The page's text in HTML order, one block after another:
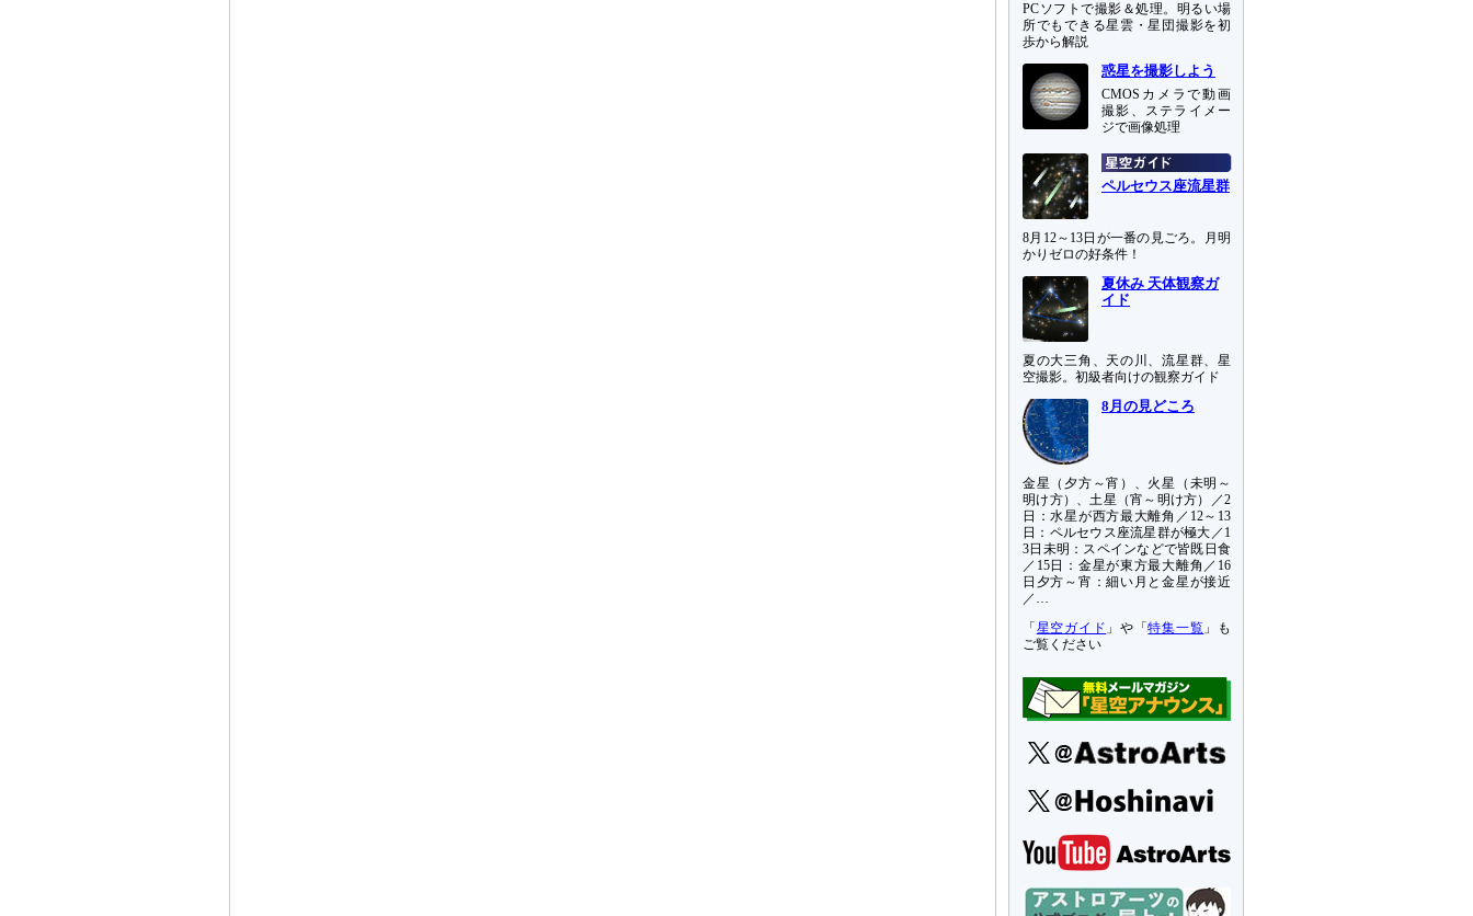
PCソフトで撮影＆処理。明るい場
所でもできる星雲・星団撮影を初
歩から解説
惑星を撮影しよう
CMOSカメラで動画
撮影、ステライメー
ジで画像処理
ペルセウス座流星群
8月12～13日が一番の見ごろ。月明
かりゼロの好条件！
夏休み 天体観察ガ
イド
夏の大三角、天の川、流星群、星
空撮影。初級者向けの観察ガイド
8月の見どころ
金星（夕方～宵）、火星（未明～
明け方）、土星（宵～明け方）／2
日：水星が西方最大離角／12～13
日：ペルセウス座流星群が極大／1
3日未明：スペインなどで皆既日食
／15日：金星が東方最大離角／16
日夕方～宵：細い月と金星が接近
／…
「 星空ガイド 」や「特集一覧 」も
ご覧ください